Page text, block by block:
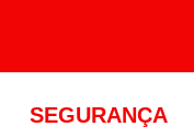
SEGURANÇA